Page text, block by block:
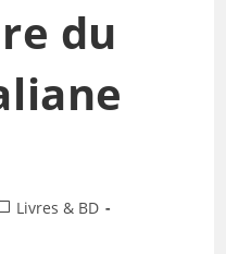
du
Livres & BD